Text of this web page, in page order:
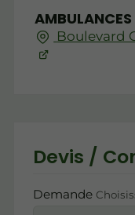
AMBULANCES
Boulevard
Devis /
Demande